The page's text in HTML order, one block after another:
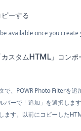
ーする
available once you create
スタムHTML」コンポ
で、POWR Photo Filterを追
バーで「追加」を選択しま
ます。以前にコピーした